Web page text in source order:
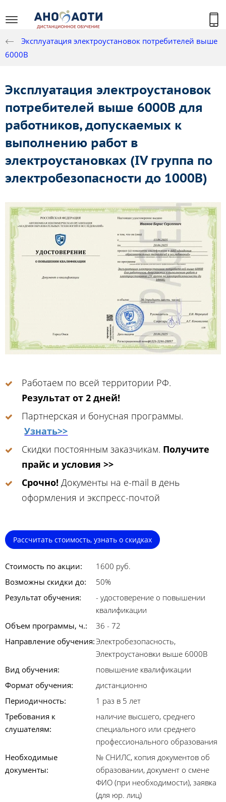
Эксплуатация электроустановок потребителей выше
6000В
Эксплуатация электроустановок
потребителей выше 6000В для
работников, допускаемых к
выполнению работ в
электроустановках (IV группа по
электробезопасности до 1000В)
Работаем по всей территории РФ.
Результат от 2 дней!
Партнерская и бонусная программы.
Узнать>>
Скидки постоянным заказчикам. Получите
прайс и условия >>
Срочно! Документы на e-mail в день
оформления и экспресс-почтой
Рассчитать стоимость, узнать о скидках
Стоимость по акции:
1600 руб.
Возможны скидки до:
50%
Результат обучения:
- удостоверение о повышении
квалификации
Объем программы, ч.:
36 - 72
Направление обучения:Электробезопасность,
Электроустановки выше 6000В
Вид обучения:
повышение квалификации
Формат обучения:
дистанционно
Периодичность:
1 раз в 5 лет
Требования к
слушателям:
наличие высшего, среднего
специального или среднего
профессионального образования
Необходимые
документы:
№ СНИЛС, копия документов об
образовании, документ о смене
ФИО (при необходимости), заявка
(для юр. лиц)